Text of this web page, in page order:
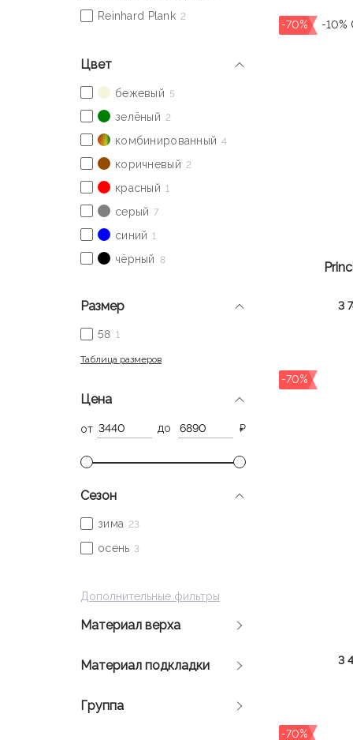
-70%
3
-70%
3
-70%
Цвет
Размер
Таблица размеров
Цена
от до ₽
Сезон
Дополнительные фильтры
Материал верха
Материал подкладки
Группа